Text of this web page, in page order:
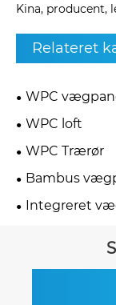
Kina, producent,
Relateret
WPC
WPC loft
WPC Trærør
Bambus
Integreret